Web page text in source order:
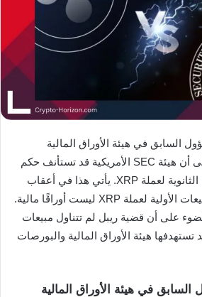
السابق في هيئة الأوراق المالية
والبورصات الأمريكية . إلى أن هيئة SEC الأمريكية قد تستأنف حكم
المحكمة بشأن المبيعات الثانوية لعملة XRP. يأتي هذا في أعقاب
قرار تاريخي وجد أن المبيعات الأولية لعملة XRP ليست أوراقًا مالية.
على أن قضية ريبل لم تتناول مبيعات
تستهدفها هيئة الأوراق المالية والبورصات
في هيئة الأوراق المالية